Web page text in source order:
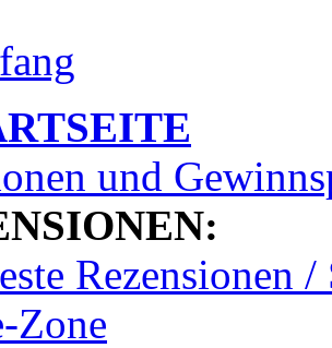
und
Rezensionen /
Zone